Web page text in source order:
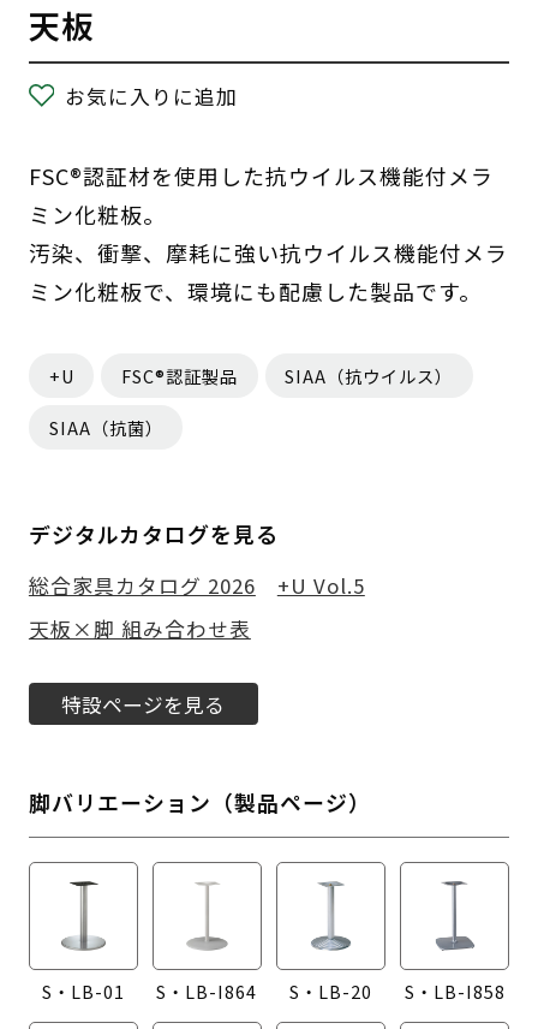
天板
お気に入りに追加
FSC®認証材を使用した抗ウイルス機能付メラ
ミン化粧板。
汚染、衝撃、摩耗に強い抗ウイルス機能付メラ
ミン化粧板で、環境にも配慮した製品です。
+U FSC®認証製品 SIAA（抗ウイルス）
SIAA（抗菌）
デジタルカタログを見る
総合家具カタログ 2026
+U Vol.5
天板×脚 組み合わせ表
特設ページを見る
脚バリエーション（製品ページ）
S・LB-01 S・LB-I864 S・LB-20 S・LB-I858